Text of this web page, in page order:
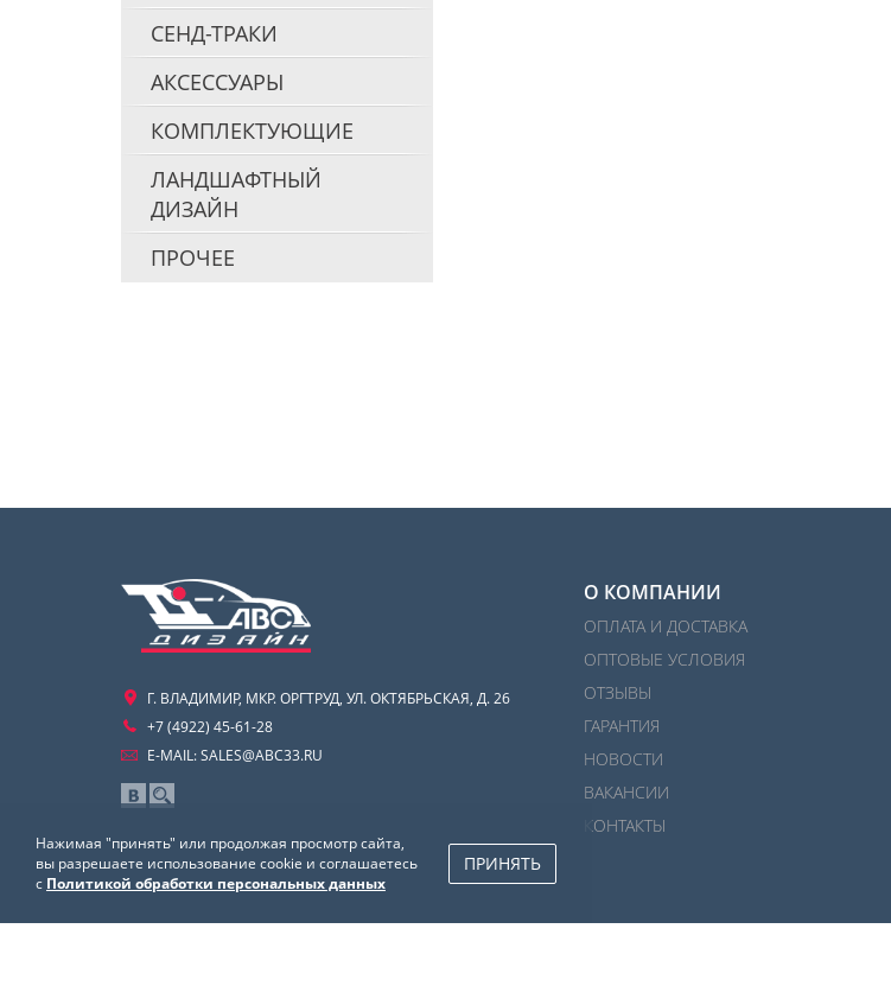
СЕНД-ТРАКИ
АКСЕССУАРЫ
КОМПЛЕКТУЮЩИЕ
ЛАНДШАФТНЫЙ
ДИЗАЙН
ПРОЧЕЕ
Г. ВЛАДИМИР, МКР. ОРГТРУД, УЛ. ОКТЯБРЬСКАЯ, Д. 26
+7 (4922) 45-61-28
E-MAIL:SALES@ABC33.RU
О КОМПАНИИ
ОПЛАТА И ДОСТАВКА
ОПТОВЫЕ УСЛОВИЯ
ОТЗЫВЫ
ГАРАНТИЯ
НОВОСТИ
ВАКАНСИИ
КОНТАКТЫ
Нажимая "принять" или продолжая просмотр сайта,
вы разрешаете использование cookie и соглашаетесь
с Политикой обработки персональных данных
ПРИНЯТЬ